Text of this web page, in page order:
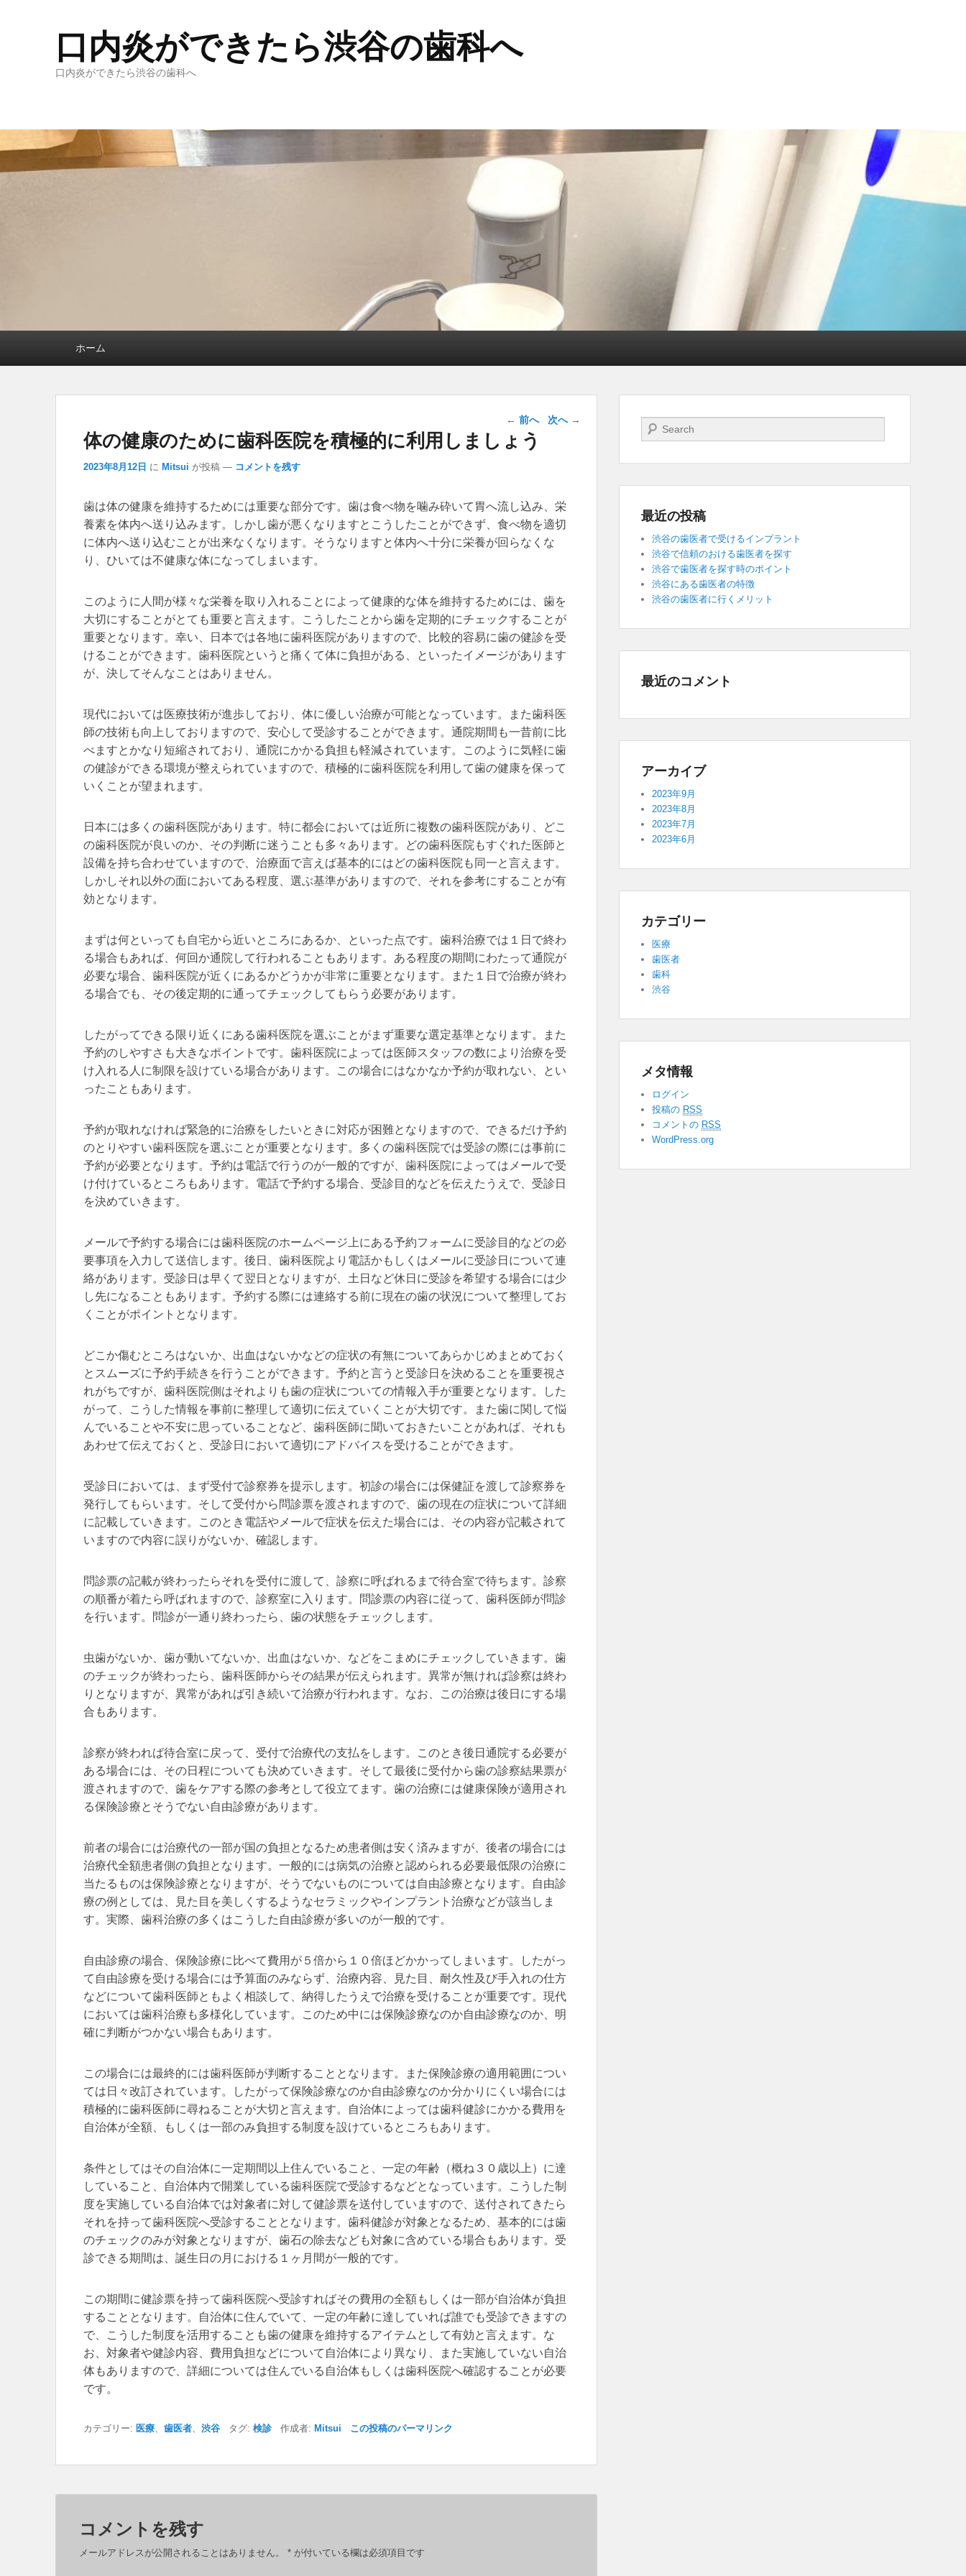
口内炎ができたら渋谷の歯科へ
口内炎ができたら渋谷の歯科へ
ホーム
投稿ナビゲー
ション
← 前へ 次へ →
体の健康のために歯科医院を積極的に利用しましょう
2023年8月12日 に Mitsui が投稿 — コメントを残す
歯は体の健康を維持するためには重要な部分です。 歯は食べ物を噛み砕いて胃へ流し込み、栄
養素を体内へ送り込みます。しかし歯が悪くなりますとこうしたことができず、食べ物を適切
に体内へ送り込むことが出来なくなります。そうなりますと体内へ十分に栄養が回らなくな
り、ひいては不健康な体になってしまいます。
このように人間が様々な栄養を取り入れることによって健康的な体を維持するためには、歯を
大切にすることがとても重要と言えます。こうしたことから歯を定期的にチェックすることが
重要となります。幸い、日本では各地に歯科医院がありますので、比較的容易に歯の健診を受
けることができます。歯科医院というと痛くて体に負担がある、といったイメージがあります
が、決してそんなことはありません。
現代においては医療技術が進歩しており、体に優しい治療が可能となっています。また歯科医
師の技術も向上しておりますので、安心して受診することができます。通院期間も一昔前に比
べますとかなり短縮されており、通院にかかる負担も軽減されています。このように気軽に歯
の健診ができる環境が整えられていますので、積極的に歯科医院を利用して歯の健康を保って
いくことが望まれます。
日本には多くの歯科医院があります。特に都会においては近所に複数の歯科医院があり、どこ
の歯科医院が良いのか、その判断に迷うことも多々あります。どの歯科医院もすぐれた医師と
設備を持ち合わせていますので、治療面で言えば基本的にはどの歯科医院も同一と言えます。
しかしそれ以外の面においてある程度、選ぶ基準がありますので、それを参考にすることが有
効となります。
まずは何といっても自宅から近いところにあるか、といった点です。歯科治療では１日で終わ
る場合もあれば、何回か通院して行われることもあります。ある程度の期間にわたって通院が
必要な場合、歯科医院が近くにあるかどうかが非常に重要となります。また１日で治療が終わ
る場合でも、その後定期的に通ってチェックしてもらう必要があります。
したがってできる限り近くにある歯科医院を選ぶことがまず重要な選定基準となります。また
予約のしやすさも大きなポイントです。歯科医院によっては医師スタッフの数により治療を受
け入れる人に制限を設けている場合があります。この場合にはなかなか予約が取れない、とい
ったこともあります。
予約が取れなければ緊急的に治療をしたいときに対応が困難となりますので、できるだけ予約
のとりやすい歯科医院を選ぶことが重要となります。多くの歯科医院では受診の際には事前に
予約が必要となります。予約は電話で行うのが一般的ですが、歯科医院によってはメールで受
け付けているところもあります。電話で予約する場合、受診目的などを伝えたうえで、受診日
を決めていきます。
メールで予約する場合には歯科医院のホームページ上にある予約フォームに受診目的などの必
要事項を入力して送信します。後日、歯科医院より電話かもしくはメールに受診日について連
絡があります。受診日は早くて翌日となりますが、土日など休日に受診を希望する場合には少
し先になることもあります。予約する際には連絡する前に現在の歯の状況について整理してお
くことがポイントとなります。
どこか傷むところはないか、出血はないかなどの症状の有無についてあらかじめまとめておく
とスムーズに予約手続きを行うことができます。予約と言うと受診日を決めることを重要視さ
れがちですが、歯科医院側はそれよりも歯の症状についての情報入手が重要となります。した
がって、こうした情報を事前に整理して適切に伝えていくことが大切です。また歯に関して悩
んでいることや不安に思っていることなど、歯科医師に聞いておきたいことがあれば、それも
あわせて伝えておくと、受診日において適切にアドバイスを受けることができます。
受診日においては、まず受付で診察券を提示します。初診の場合には保健証を渡して診察券を
発行してもらいます。そして受付から問診票を渡されますので、歯の現在の症状について詳細
に記載していきます。このとき電話やメールで症状を伝えた場合には、その内容が記載されて
いますので内容に誤りがないか、確認します。
問診票の記載が終わったらそれを受付に渡して、診察に呼ばれるまで待合室で待ちます。診察
の順番が着たら呼ばれますので、診察室に入ります。問診票の内容に従って、歯科医師が問診
を行います。問診が一通り終わったら、歯の状態をチェックします。
虫歯がないか、歯が動いてないか、出血はないか、などをこまめにチェックしていきます。歯
のチェックが終わったら、歯科医師からその結果が伝えられます。異常が無ければ診察は終わ
りとなりますが、異常があれば引き続いて治療が行われます。なお、この治療は後日にする場
合もあります。
診察が終われば待合室に戻って、受付で治療代の支払をします。このとき後日通院する必要が
ある場合には、その日程についても決めていきます。そして最後に受付から歯の診察結果票が
渡されますので、歯をケアする際の参考として役立てます。歯の治療には健康保険が適用され
る保険診療とそうでない自由診療があります。
前者の場合には治療代の一部が国の負担となるため患者側は安く済みますが、後者の場合には
治療代全額患者側の負担となります。一般的には病気の治療と認められる必要最低限の治療に
当たるものは保険診療となりますが、そうでないものについては自由診療となります。自由診
療の例としては、見た目を美しくするようなセラミックやインプラント治療などが該当しま
す。実際、歯科治療の多くはこうした自由診療が多いのが一般的です。
自由診療の場合、保険診療に比べて費用が５倍から１０倍ほどかかってしまいます。したがっ
て自由診療を受ける場合には予算面のみならず、治療内容、見た目、耐久性及び手入れの仕方
などについて歯科医師ともよく相談して、納得したうえで治療を受けることが重要です。現代
においては歯科治療も多様化しています。このため中には保険診療なのか自由診療なのか、明
確に判断がつかない場合もあります。
この場合には最終的には歯科医師が判断することとなります。また保険診療の適用範囲につい
ては日々改訂されています。したがって保険診療なのか自由診療なのか分かりにくい場合には
積極的に歯科医師に尋ねることが大切と言えます。自治体によっては歯科健診にかかる費用を
自治体が全額、もしくは一部のみ負担する制度を設けているところもあります。
条件としてはその自治体に一定期間以上住んでいること、一定の年齢（概ね３０歳以上）に達
していること、自治体内で開業している歯科医院で受診するなどとなっています。こうした制
度を実施している自治体では対象者に対して健診票を送付していますので、送付されてきたら
それを持って歯科医院へ受診することとなります。歯科健診が対象となるため、基本的には歯
のチェックのみが対象となりますが、歯石の除去なども対象に含めている場合もあります。受
診できる期間は、誕生日の月における１ヶ月間が一般的です。
この期間に健診票を持って歯科医院へ受診すればその費用の全額もしくは一部が自治体が負担
することとなります。自治体に住んでいて、一定の年齢に達していれば誰でも受診できますの
で、こうした制度を活用することも歯の健康を維持するアイテムとして有効と言えます。な
お、対象者や健診内容、費用負担などについて自治体により異なり、また実施していない自治
体もありますので、詳細については住んでいる自治体もしくは歯科医院へ確認することが必要
です。
カテゴリー: 医療 歯医者 渋谷 タグ: 検診 作成者: Mitsui この投稿のパーマリンク
コメントを残す
メールアドレスが公開されることはありません。 * が付いている欄は必須項目です
検索開始
最近の投稿
渋谷の歯医者で受けるインプラント
渋谷で信頼のおける歯医者を探す
渋谷で歯医者を探す時のポイント
渋谷にある歯医者の特徴
渋谷の歯医者に行くメリット
最近のコメント
アーカイブ
2023年9月
2023年8月
2023年7月
2023年6月
カテゴリー
医療
歯医者
歯科
渋谷
メタ情報
ログイン
投稿の RSS
コメントの RSS
WordPress.org